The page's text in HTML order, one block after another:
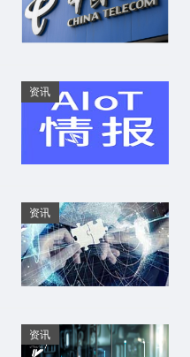
资讯
资讯
资讯